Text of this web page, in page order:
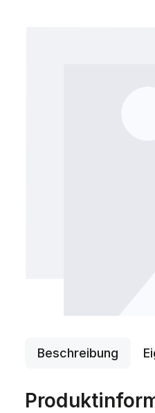
Beschreibung